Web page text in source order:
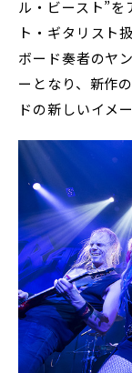
ル・ビースト”
ト・ギタリスト
ボード奏者のヤ
ーとなり、新作
ドの新しいイメ